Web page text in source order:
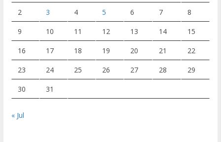
2 3 4 5 6 7 8
9 10 11 12 13 14 15
16 17 18 19 20 21 22
23 24 25 26 27 28 29
30 31
« Jul